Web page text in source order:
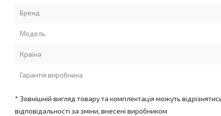
Бренд
Модель
Країна
Гарантія виробника
* Зовнішній вигляд товару та комплектація можуть
відповідальності за зміни, внесені виробником